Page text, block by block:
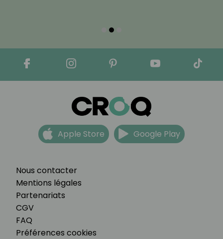
Nous contacter
Mentions légales
Partenariats
CGV
FAQ
Préférences cookies
Apple Store Google Play